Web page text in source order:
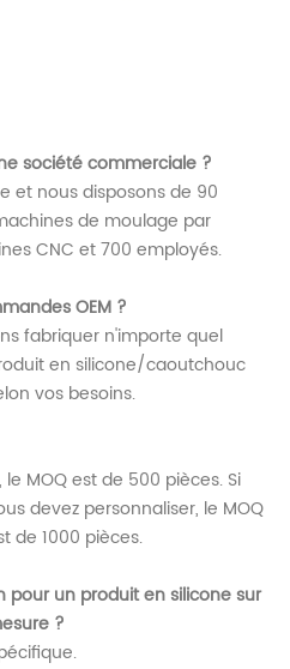
société commerciale ?
et nous disposons de 90
de moulage par
CNC et 700 employés.
OEM ?
fabriquer n'importe quel
en silicone/caoutchouc
vos besoins.
MOQ est de 500 pièces. Si
devez personnaliser, le MOQ
de 1000 pièces.
pour un produit en silicone sur
?